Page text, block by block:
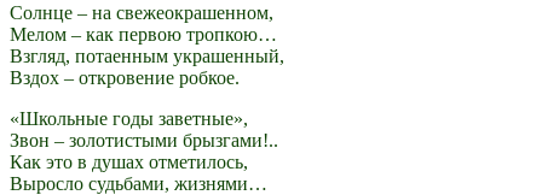
Солнце – на свежеокрашенном,
Мелом – как первою тропкою…
Взгляд, потаенным украшенный,
Вздох – откровение робкое.
«Школьные годы заветные»,
Звон – золотистыми брызгами!..
Как это в душах отметилось,
Выросло судьбами, жизнями…